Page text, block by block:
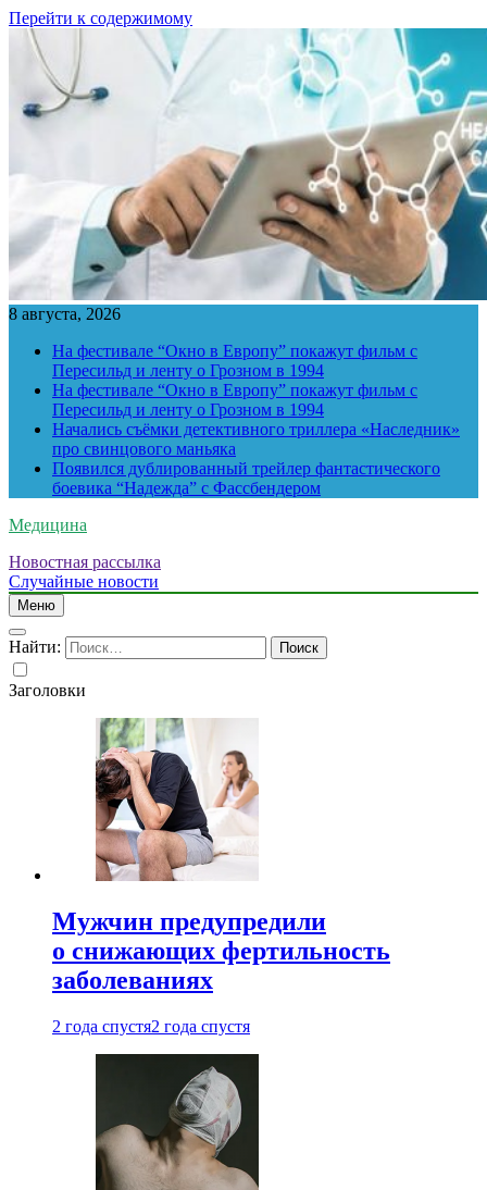
Перейти к содержимому
8 августа, 2026
На фестивале “Окно в Европу” покажут фильм с
Пересильд и ленту о Грозном в 1994
На фестивале “Окно в Европу” покажут фильм с
Пересильд и ленту о Грозном в 1994
Начались съёмки детективного триллера «Наследник»
про свинцового маньяка
Появился дублированный трейлер фантастического
боевика “Надежда” с Фассбендером
Медицина
Новостная рассылка
Случайные новости
Меню
Найти:
Заголовки
Мужчин предупредили
о снижающих фертильность
заболеваниях
2 года спустя2 года спустя